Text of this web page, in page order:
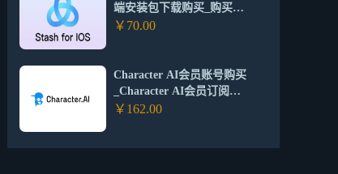
端安装包下载购买_购买
Stash苹果礼品卡兑换码
￥70.00
Character AI会员账号购买
_Character AI会员订阅
_Character AI会员充值订阅
￥162.00